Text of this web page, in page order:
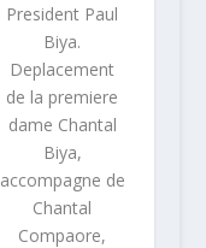
President Paul
Biya.
Deplacement
de la premiere
dame Chantal
Biya,
accompagne de
Chantal
Compaore,